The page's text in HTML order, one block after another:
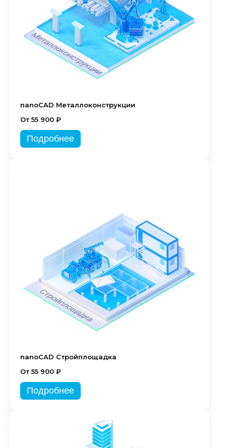
nanoCAD Металлоконструкции
От 55 900 ₽
Подробнее
nanoCAD Стройплощадка
От 55 900 ₽
Подробнее